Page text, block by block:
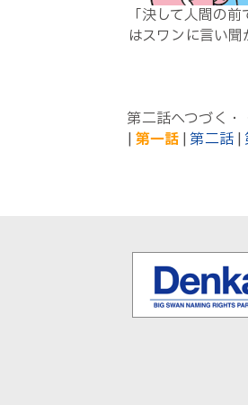
「決して人間の
はスワンに言い聞
第二話へつづく・
| 第一話 | 第二話 |